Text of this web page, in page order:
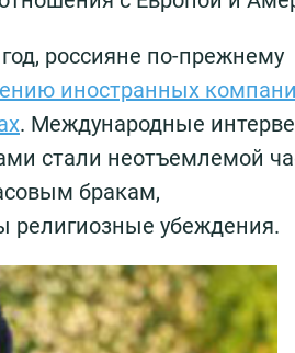
россияне по-прежнему
иностранных
. Международные
стали неотъемлемой
бракам,
религиозные убеждения.